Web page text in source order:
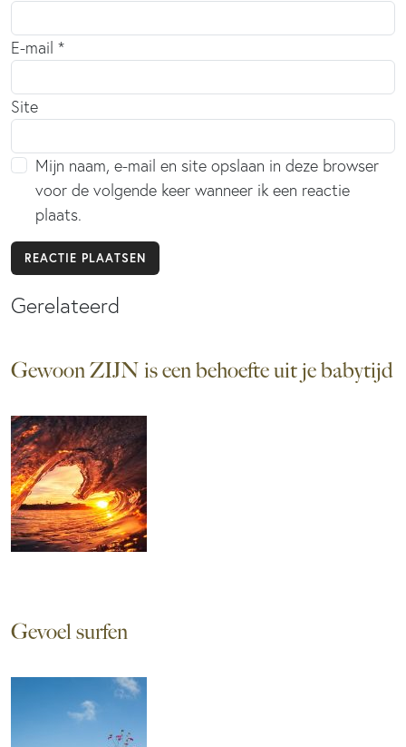
E-mail *
Site
Mijn naam, e-mail en site opslaan in deze browser
voor de volgende keer wanneer ik een reactie
plaats.
Gerelateerd
Gewoon ZIJN is een behoefte uit je babytijd
Gevoel surfen